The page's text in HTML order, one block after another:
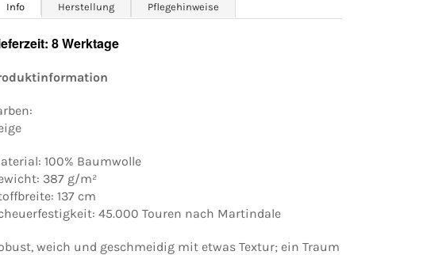
Info Herstellung Pflegehinweise
8 Werktage
100% Baumwolle
387 g/m²
137 cm
45.000 Touren nach Martindale
weich und geschmeidig mit etwas Textur; ein Traum